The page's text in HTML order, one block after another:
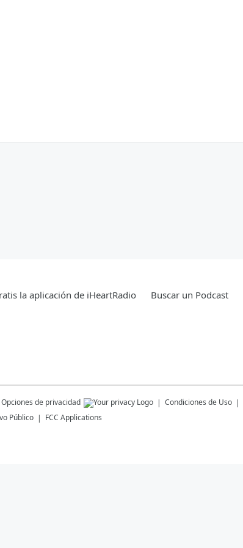
la aplicación de iHeartRadio Buscar un Podcast
Opciones de privacidad Condiciones de Uso
Público
FCC Applications